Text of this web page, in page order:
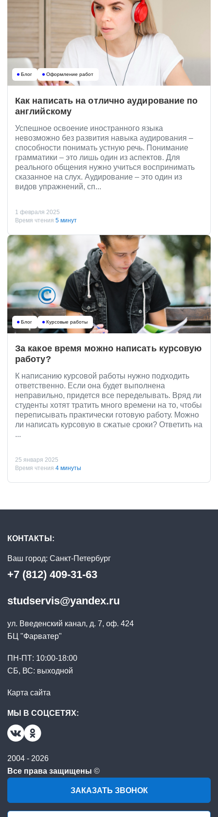
Блог Оформление работ
Как написать на отлично аудирование по
английскому
Успешное освоение иностранного языка
невозможно без развития навыка аудирования –
способности понимать устную речь. Понимание
грамматики – это лишь один из аспектов. Для
реального общения нужно учиться воспринимать
сказанное на слух. Аудирование – это один из
видов упражнений, сп...
1 февраля 2025
Время чтения 5 минут
Блог Курсовые работы
За какое время можно написать курсовую
работу?
К написанию курсовой работы нужно подходить
ответственно. Если она будет выполнена
неправильно, придется все переделывать. Вряд ли
студенты хотят тратить много времени на то, чтобы
переписывать практически готовую работу. Можно
ли написать курсовую в сжатые сроки? Ответить на
...
25 января 2025
Время чтения 4 минуты
КОНТАКТЫ:
Ваш город: Санкт-Петербург
+7 (812) 409-31-63
studservis@yandex.ru
ул. Введенский канал, д. 7, оф. 424
БЦ "Фарватер"
ПН-ПТ: 10:00-18:00
СБ, ВС: выходной
Карта сайта
МЫ В СОЦСЕТЯХ:
2004 - 2026
Все права защищены ©
ЗАКАЗАТЬ ЗВОНОК